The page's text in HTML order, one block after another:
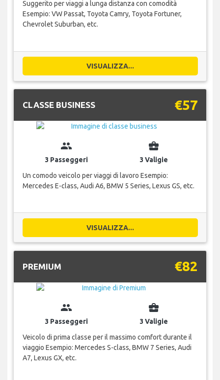
Suggerito per viaggi a lunga distanza con comodità
Esempio: VW Passat, Toyota Camry, Toyota Fortuner,
Chevrolet Suburban, etc.
VISUALIZZA...
CLASSE BUSINESS €57
group
3 Passeggeri
business_center
3 Valigie
Un comodo veicolo per viaggi di lavoro Esempio:
Mercedes E-class, Audi A6, BMW 5 Series, Lexus GS, etc.
VISUALIZZA...
PREMIUM €82
group
3 Passeggeri
business_center
3 Valigie
Veicolo di prima classe per il massimo comfort durante il
viaggio Esempio: Mercedes S-class, BMW 7 Series, Audi
A7, Lexus GX, etc.